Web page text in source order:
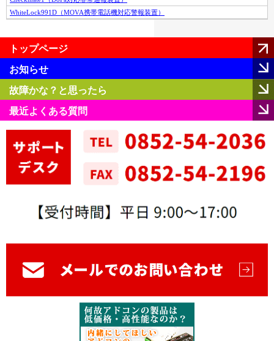
WhiteLock991D（MOVA携帯電話機対応警報装置）
トップページ
お知らせ
故障かな？と思ったら
最近よくある質問